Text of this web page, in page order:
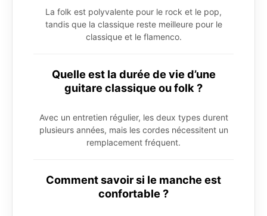
La folk est polyvalente pour le rock et le pop,
tandis que la classique reste meilleure pour le
classique et le flamenco.
Quelle est la durée de vie d’une
guitare classique ou folk ?
Avec un entretien régulier, les deux types durent
plusieurs années, mais les cordes nécessitent un
remplacement fréquent.
Comment savoir si le manche est
confortable ?